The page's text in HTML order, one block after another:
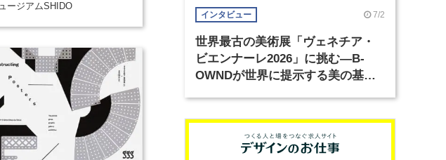
ージアムSHIDO
インタビュー 7/2
世界最古の美術展「ヴェネチア・
ビエンナーレ2026」に挑む―B-
OWNDが世界に提示する美の基準